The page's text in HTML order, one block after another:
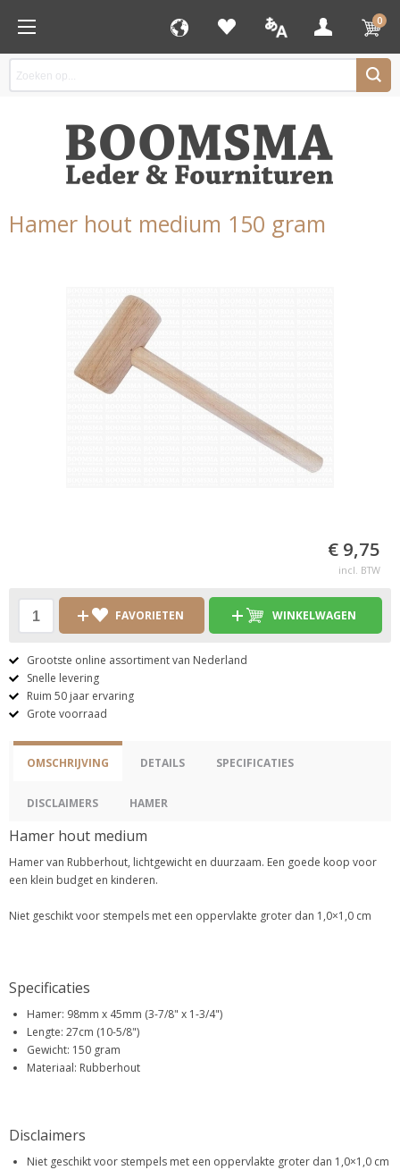
0
Hamer hout medium 150 gram
€ 9,75
incl. BTW
FAVORIETEN WINKELWAGEN
Grootste online assortiment van Nederland
Snelle levering
Ruim 50 jaar ervaring
Grote voorraad
OMSCHRIJVING DETAILS SPECIFICATIES
DISCLAIMERS HAMER
Hamer hout medium
Hamer van Rubberhout, lichtgewicht en duurzaam. Een goede koop voor
een klein budget en kinderen.
Niet geschikt voor stempels met een oppervlakte groter dan 1,0×1,0 cm
Specificaties
Hamer: 98mm x 45mm (3-7/8" x 1-3/4")
Lengte: 27cm (10-5/8")
Gewicht: 150 gram
Materiaal: Rubberhout
Disclaimers
Niet geschikt voor stempels met een oppervlakte groter dan 1,0×1,0 cm